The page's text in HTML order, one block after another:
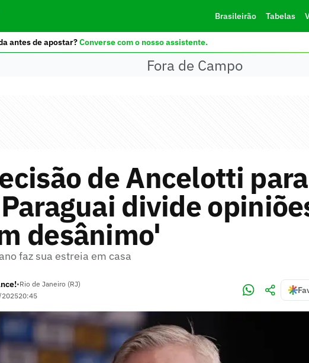
Brasileirão Tabelas
antes de apostar?Converse com o nosso assistente.
Fora de Campo
de Ancelotti
divide
desânimo'
faz sua estreia em casa
•Rio de Janeiro (RJ)
20:45